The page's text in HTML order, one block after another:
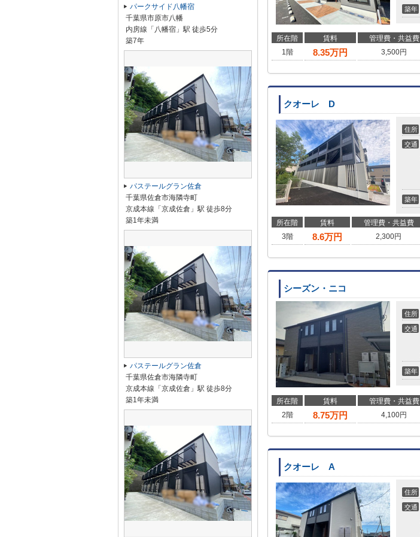
築年
所在階 賃料 管理費・共益費
1階
8.35万円 3,500円
クオーレ D
住所
交通
築年
所在階 賃料 管理費・共益費
3階
8.6万円 2,300円
シーズン・ニコ
住所
交通
築年
所在階 賃料 管理費・共益費
2階
8.75万円 4,100円
クオーレ A
住所
交通
パークサイド八幡宿
千葉県市原市八幡
内房線「八幡宿」駅 徒歩5分
築7年
パステールグラン佐倉
千葉県佐倉市海隣寺町
京成本線「京成佐倉」駅 徒歩8分
築1年未満
パステールグラン佐倉
千葉県佐倉市海隣寺町
京成本線「京成佐倉」駅 徒歩8分
築1年未満